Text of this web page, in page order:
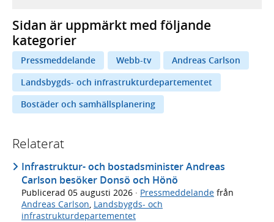
Sidan är uppmärkt med följande
kategorier
Pressmeddelande Webb-tv
Andreas Carlson
Landsbygds- och infrastrukturdepartementet
Bostäder och samhällsplanering
Relaterat
Infrastruktur- och bostadsminister Andreas
Carlson besöker Donsö och Hönö
Publicerad 05 augusti 2026 · Pressmeddelande från
Andreas Carlson Landsbygds- och
infrastrukturdepartementet